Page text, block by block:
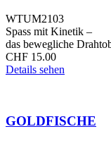
WTUM2103
Spass mit Kinetik –
das bewegliche
CHF 15.00
Details sehen
GOLDFISCHE